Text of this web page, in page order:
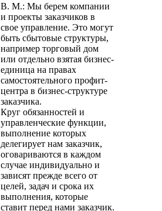
В. М.: Мы берем компании
и проекты заказчиков в
свое управление. Это могут
быть сбытовые структуры,
например торговый дом
или отдельно взятая бизнес-
единица на правах
самостоятельного профит-
центра в бизнес-структуре
заказчика.
Круг обязанностей и
управленческие функции,
выполнение которых
делегирует нам заказчик,
оговариваются в каждом
случае индивидуально и
зависят прежде всего от
целей, задач и срока их
выполнения, которые
ставит перед нами заказчик.